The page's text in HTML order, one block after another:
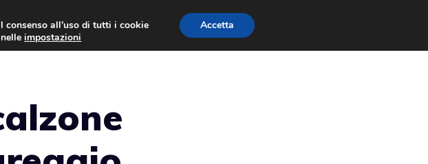
LEGGI & NORMATIVE EVENTI E COMPETIZIONI
all’uso di tutti i cookie
nelleimpostazioni
Accetta